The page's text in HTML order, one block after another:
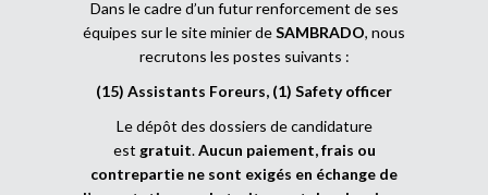
Dans le cadre d’un futur renforcement de ses
équipes sur le site minier deSAMBRADO, nous
recrutons les postes suivants :
(15) Assistants Foreurs, (1) Safety officer
Le dépôt des dossiers de candidature
est gratuit.Aucun paiement, frais ou
contrepartie ne sont exigés en échange de